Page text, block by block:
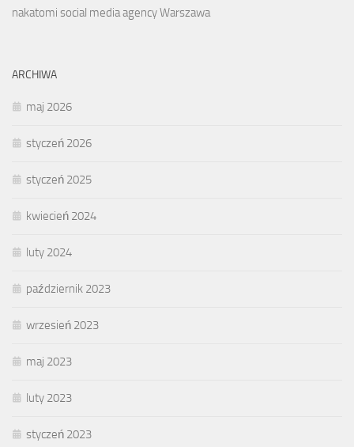
nakatomi social media agency Warszawa
ARCHIWA
maj 2026
styczeń 2026
styczeń 2025
kwiecień 2024
luty 2024
październik 2023
wrzesień 2023
maj 2023
luty 2023
styczeń 2023